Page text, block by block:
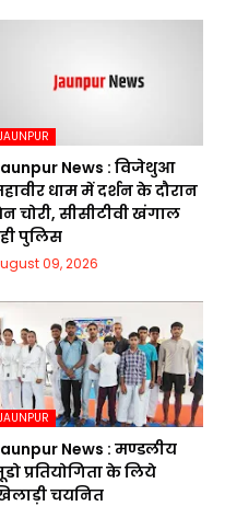
News : विजेथुआ
धाम में दर्शन के दौरान
चोरी, सीसीटीवी खंगाल
पुलिस
09, 2026
News : मण्डलीय
प्रतियोगिता के लिये
चयनित